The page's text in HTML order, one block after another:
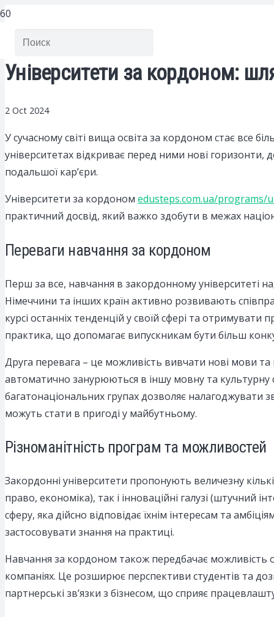
Університети за кордоном:
2 Oct 2024
У сучасному світі вища освіта за кордоном стає все
університетах відкриває перед ними нові
подальшої кар’єри.
Університети за кордоном edusteps.com.ua/programs/
практичний досвід, який важко здобути в межах
Переваги навчання за кордоном
Перш за все, навчання в закордонному університеті
Німеччини та інших країн активно розвивають
курсі останніх тенденцій у своїй сфері та
практика, що допомагає випускникам бути більш
Друга перевага – це можливість вивчати нові мови
автоматично занурюються в іншу мовну та
багатонаціональних групах дозволяє налагоджувати
можуть стати в пригоді у майбутньому.
Різноманітність програм та можливостей
Закордонні університети пропонують величезну
право, економіка), так і інноваційні галузі (штучний
сферу, яка дійсно відповідає їхнім інтересам та
застосовувати знання на практиці.
Навчання за кордоном також передбачає можливість
компаніях. Це розширює перспективи студентів та
партнерські зв’язки з бізнесом, що сприяє